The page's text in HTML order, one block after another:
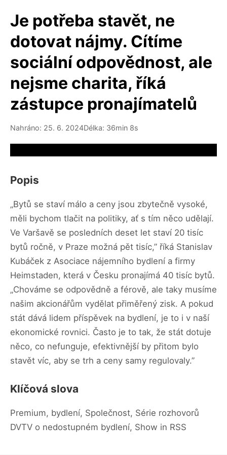
Je potřeba stavět, ne
dotovat nájmy. Cítíme
sociální odpovědnost, ale
nejsme charita, říká
zástupce pronajímatelů
Nahráno: 25. 6. 2024Délka: 36min 8s
Popis
„Bytů se staví málo a ceny jsou zbytečně vysoké,
měli bychom tlačit na politiky, ať s tím něco udělají.
Ve Varšavě se posledních deset let staví 20 tisíc
bytů ročně, v Praze možná pět tisíc,” říká Stanislav
Kubáček z Asociace nájemního bydlení a firmy
Heimstaden, která v Česku pronajímá 40 tisíc bytů.
„Chováme se odpovědně a férově, ale taky musíme
našim akcionářům vydělat přiměřený zisk. A pokud
stát dává lidem příspěvek na bydlení, je to i v naší
ekonomické rovnici. Často je to tak, že stát dotuje
něco, co nefunguje, efektivnější by přitom bylo
stavět víc, aby se trh a ceny samy regulovaly.”
Klíčová slova
Premium, bydlení, Společnost, Série rozhovorů
DVTV o nedostupném bydlení, Show in RSS